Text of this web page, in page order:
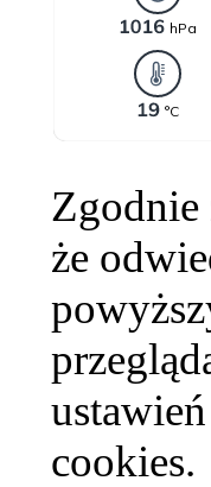
Zgodnie
że
cookies.